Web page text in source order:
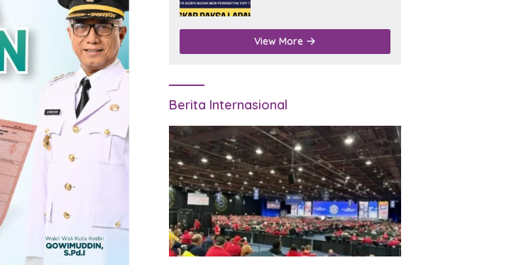
View More
Berita Internasional